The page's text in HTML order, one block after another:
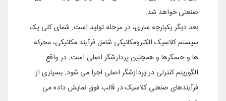
صنعتى خواهد شد.
بعد دیگر یکپارچه سازى، در مرحله تولید است. شماى کلى یک
سیستم کلاسیک الکترومکانیکى شامل فرآیند مکانیکى، محرکه
ها و حسگرها و همچنین پردازشگر اصلى است. در واقع
الگوریتم کنترلى در پردازشگر اصلى اجرا مى شود. بسیارى از
فرآیندهاى صنعتى کلاسیک در قالب فوق نمایش داده مى